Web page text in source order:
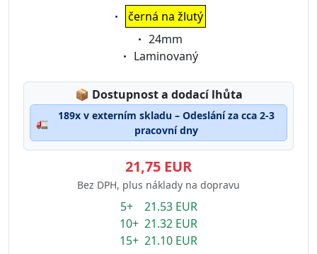
Eigenschaft:
černá na žlutý
Eigenschaft:
24mm
Eigenschaft:
Laminovaný
📦 Lagerstatus:
Dostupnost a dodací lhůta
🚛
189x v externím skladu – Odeslání za cca 2-3
pracovní dny
21,75 EUR
Bez DPH, plus náklady na dopravu
5+ 21.53 EUR
10+ 21.32 EUR
15+ 21.10 EUR